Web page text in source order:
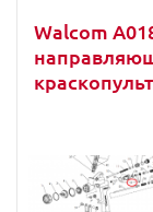
Walcom